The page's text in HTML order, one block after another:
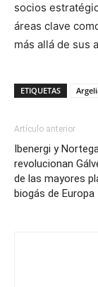
socios
áreas clave
más allá de sus
ETIQUETAS
Artículo anterior
Ibenergi y
revolucionan
de las mayores
biogás de Europa